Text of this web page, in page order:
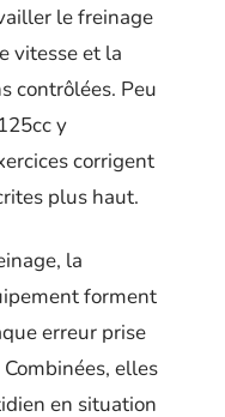
le freinage
vitesse et la
contrôlées. Peu
y
corrigent
plus haut.
la
forment
erreur prise
elles
en situation